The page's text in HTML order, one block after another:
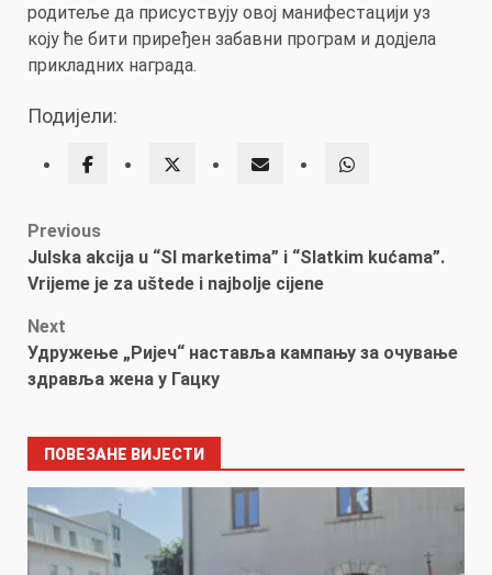
родитеље да присуствују овој манифестацији уз
коју ће бити приређен забавни програм и додјела
прикладних награда.
Подијели:
Post
navigation
Previous
Julska akcija u “Sl marketima” i “Slatkim kućama”.
Vrijeme je za uštede i najbolje cijene
Next
Удружење „Ријеч“ наставља кампању за очување
здравља жена у Гацку
ПОВЕЗАНЕ ВИЈЕСТИ